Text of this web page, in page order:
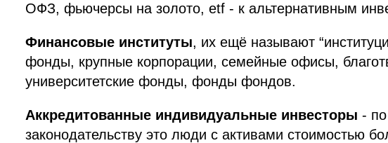
ОФЗ, фьючерсы на золото, etf - к альтернативным
Финансовые институты, их ещё называют
фонды, крупные корпорации, семейные офисы,
университетские фонды, фонды фондов.
Аккредитованные индивидуальные инвесторы -
законодательству это люди с активами стоимостью